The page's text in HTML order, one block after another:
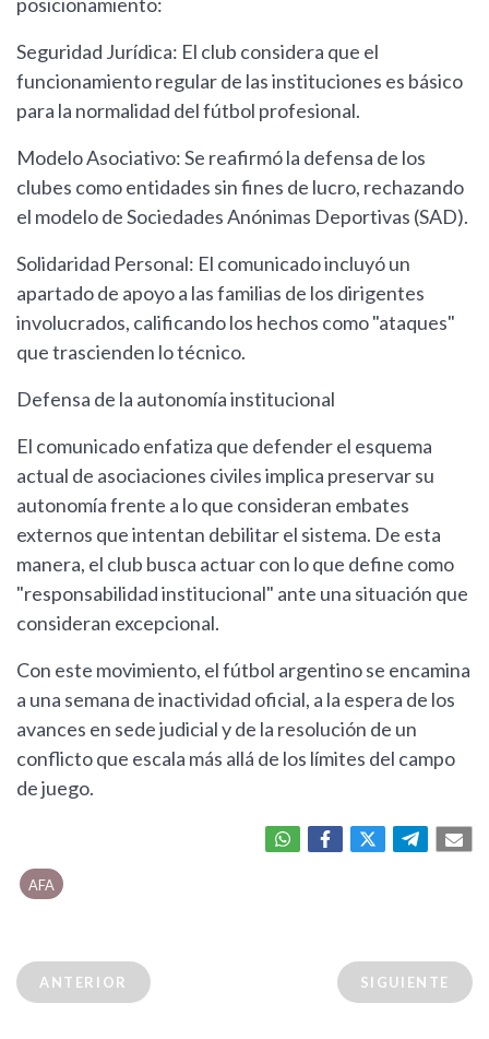
posicionamiento:
Seguridad Jurídica: El club considera que el
funcionamiento regular de las instituciones es básico
para la normalidad del fútbol profesional.
Modelo Asociativo: Se reafirmó la defensa de los
clubes como entidades sin fines de lucro, rechazando
el modelo de Sociedades Anónimas Deportivas (SAD).
Solidaridad Personal: El comunicado incluyó un
apartado de apoyo a las familias de los dirigentes
involucrados, calificando los hechos como "ataques"
que trascienden lo técnico.
Defensa de la autonomía institucional
El comunicado enfatiza que defender el esquema
actual de asociaciones civiles implica preservar su
autonomía frente a lo que consideran embates
externos que intentan debilitar el sistema. De esta
manera, el club busca actuar con lo que define como
"responsabilidad institucional" ante una situación que
consideran excepcional.
Con este movimiento, el fútbol argentino se encamina
a una semana de inactividad oficial, a la espera de los
avances en sede judicial y de la resolución de un
conflicto que escala más allá de los límites del campo
de juego.
AFA
ANTERIOR SIGUIENTE